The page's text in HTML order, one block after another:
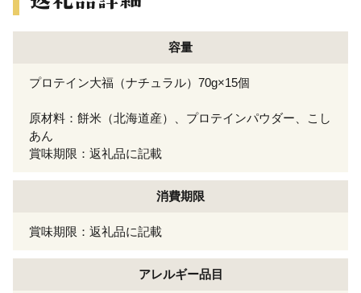
容量
プロテイン大福（ナチュラル）70g×15個
原材料：餅米（北海道産）、プロテインパウダー、こし
あん
賞味期限：返礼品に記載
消費期限
賞味期限：返礼品に記載
アレルギー品目